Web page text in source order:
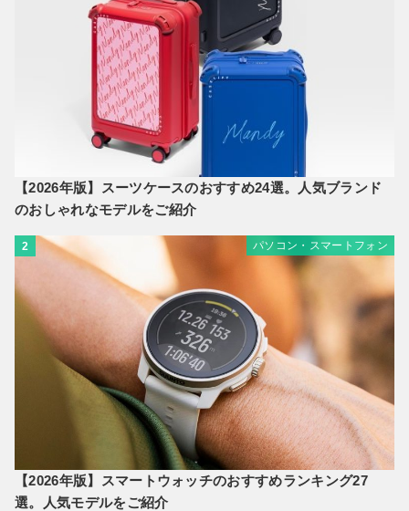
【2026年版】スーツケースのおすすめ24選。人気ブランド
のおしゃれなモデルをご紹介
2 パソコン・スマートフォン
【2026年版】スマートウォッチのおすすめランキング27
選。人気モデルをご紹介